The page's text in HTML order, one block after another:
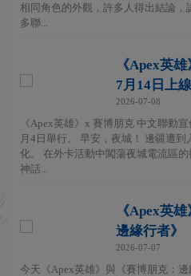
相同角色的外觀，許多人得出結論，
多聯...
《Apex英
7月14日上線
2026-07-08
《Apex英雄》x 賽博朋克 中文聯動
月4日舉行。 早安，夜城！ 邊疆遭
化。 在外卡活動中闖蕩夜城電流區
神話...
《Apex英
邊緣行者》
2026-07-07
今天《Apex英雄》與《賽博朋克：